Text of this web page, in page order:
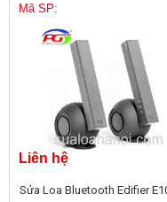
Mã SP:
Liên hệ
Sửa Loa Bluetooth Edifier